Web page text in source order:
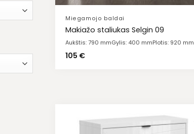
Miegamojo baldai
Makiažo staliukas Selgin 09
Aukštis: 790 mmGylis: 400 mmPlotis: 920 mm
105 €